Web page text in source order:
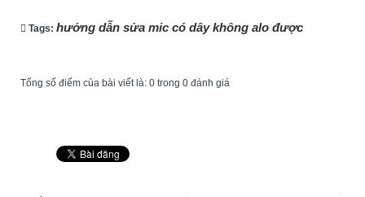
Tags: hướng dẫn sửa mic có dây không alo được
Tổng số điểm của bài viết là: 0 trong 0 đánh giá